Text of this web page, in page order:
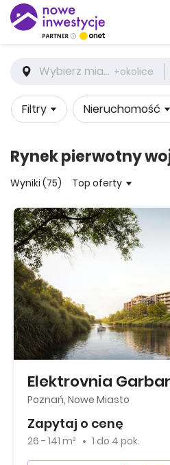
Wybierz miasto +okolice
Filtry Nieruchomość
Rynek pierwotny
Wyniki (75) Top oferty
Elektrovnia
Poznań, Nowe Miasto
Zapytaj o cenę
26 - 141 m² 1 do 4 pok.